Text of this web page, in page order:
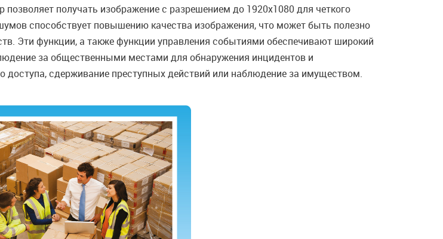
получать изображение с разрешением до 1920x1080 для четкого
способствует повышению качества изображения, что может быть полезно
Эти функции, а также функции управления событиями обеспечивают широкий
за общественными местами для обнаружения инцидентов и
доступа, сдерживание преступных действий или наблюдение за имуществом.